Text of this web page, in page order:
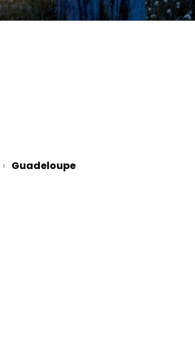
Guadeloupe